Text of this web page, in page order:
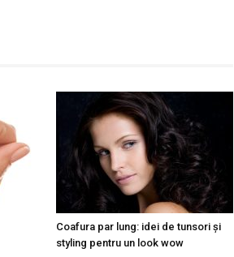
Coafura par lung: idei de tunsori și
styling pentru un look wow